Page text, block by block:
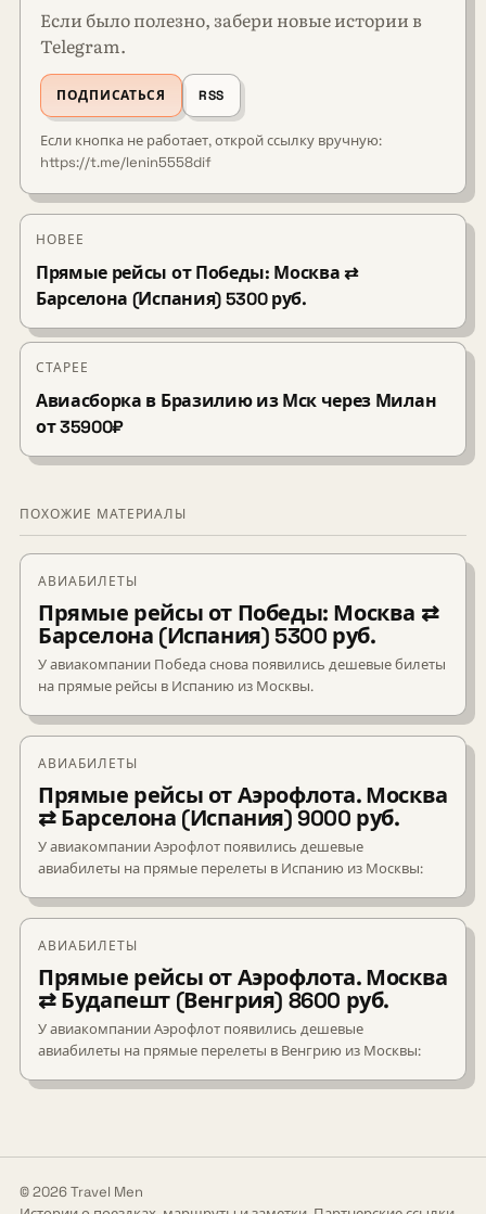
Если было полезно, забери новые истории в
Telegram.
ПОДПИСАТЬСЯ RSS
Если кнопка не работает, открой ссылку вручную:
https://t.me/lenin5558dif
НОВЕЕ
Прямые рейсы от Победы: Москва ⇄
Барселона (Испания) 5300 руб.
СТАРЕЕ
Авиасборка в Бразилию из Мск через Милан
от 35900₽
ПОХОЖИЕ МАТЕРИАЛЫ
АВИАБИЛЕТЫ
Прямые рейсы от Победы: Москва ⇄
Барселона (Испания) 5300 руб.
У авиакомпании Победа снова появились дешевые билеты
на прямые рейсы в Испанию из Москвы.
АВИАБИЛЕТЫ
Прямые рейсы от Аэрофлота. Москва
⇄ Барселона (Испания) 9000 руб.
У авиакомпании Аэрофлот появились дешевые
авиабилеты на прямые перелеты в Испанию из Москвы:
АВИАБИЛЕТЫ
Прямые рейсы от Аэрофлота. Москва
⇄ Будапешт (Венгрия) 8600 руб.
У авиакомпании Аэрофлот появились дешевые
авиабилеты на прямые перелеты в Венгрию из Москвы:
© 2026 Travel Men